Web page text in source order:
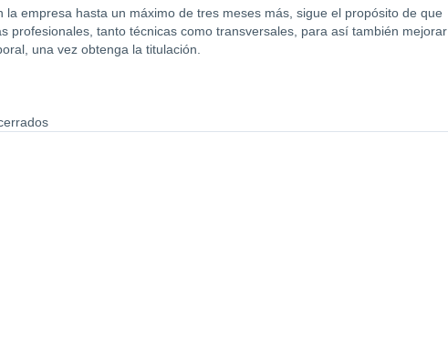
empresa hasta un máximo de tres meses más, sigue el propósito de que
profesionales, tanto técnicas como transversales, para así también mejorar
una vez obtenga la titulación.